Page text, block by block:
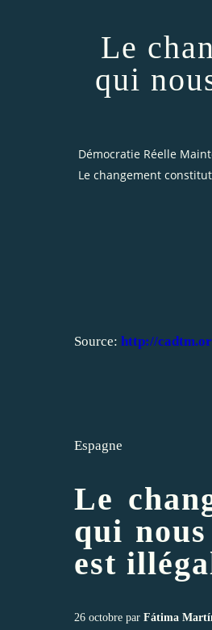
Le
qui
Démocratie Réelle
Le changement
Source: http://
Espagne
Le
qui
est
26 octobre par Fátima